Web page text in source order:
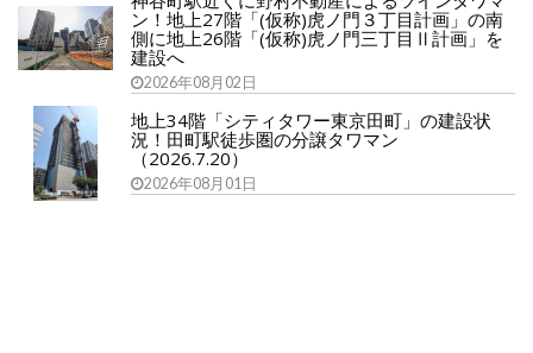
ン！地上27階「(仮称)虎ノ門３丁目計画」の南
側に地上26階「(仮称)虎ノ門三丁目Ⅱ計画」を
建設へ
2026年08月02日
地上34階「シティタワー東京田町」の建設状
況！田町駅徒歩圏の分譲タワマン
（2026.7.20）
2026年08月01日